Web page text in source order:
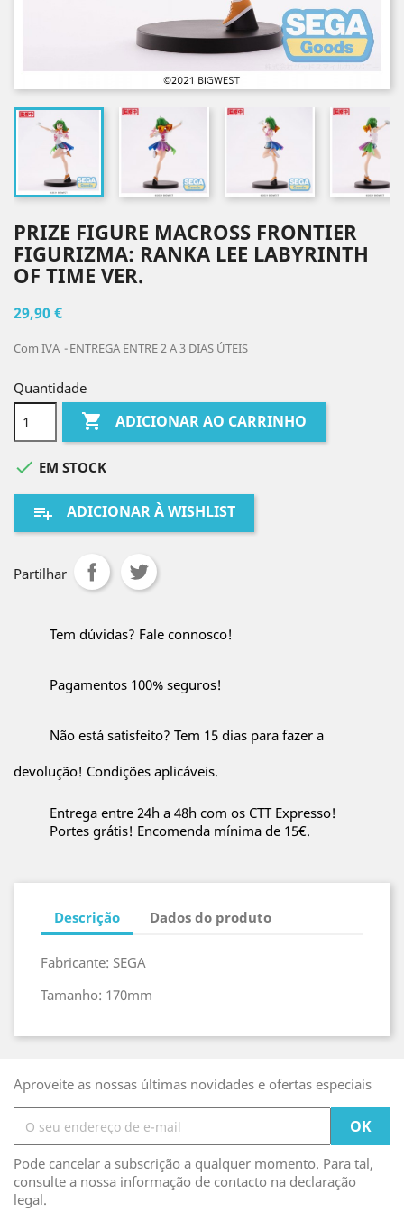
PRIZE FIGURE MACROSS FRONTIER
FIGURIZMA: RANKA LEE LABYRINTH
OF TIME VER.
29,90 €
Com IVA ENTREGA ENTRE 2 A 3 DIAS ÚTEIS
Quantidade
 ADICIONAR AO CARRINHO
 EM STOCK
playlist_add ADICIONAR À WISHLIST
Partilhar
Tem dúvidas? Fale connosco!
Pagamentos 100% seguros!
Não está satisfeito? Tem 15 dias para fazer a
devolução! Condições aplicáveis.
Entrega entre 24h a 48h com os CTT Expresso!
Portes grátis! Encomenda mínima de 15€.
Descrição Dados do produto
Fabricante: SEGA
Tamanho: 170mm
Aproveite as nossas últimas novidades e ofertas especiais
Pode cancelar a subscrição a qualquer momento. Para tal,
consulte a nossa informação de contacto na declaração
legal.